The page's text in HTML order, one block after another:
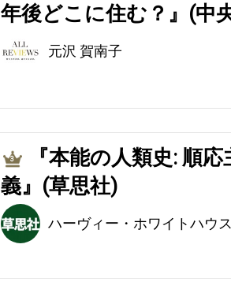
年後どこに住む？』(中
元沢 賀南子
3
『本能の人類史: 順
義』(草思社)
ハーヴィー・ホワイトハウ